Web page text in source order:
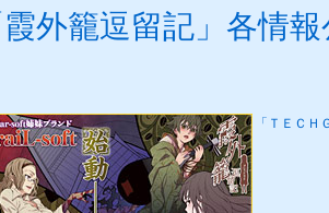
霞外籠逗留記」各情
「ＴＥＣ